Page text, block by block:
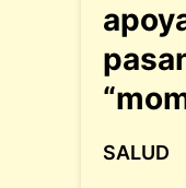
SALUD